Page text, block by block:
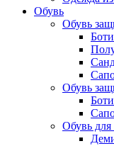
Обувь
Обувь
Обувь
Обувь для